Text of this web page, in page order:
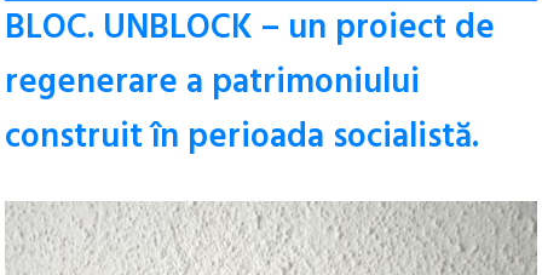
BLOC. UNBLOCK – un proiect de
regenerare a patrimoniului
construit în perioada socialistă.